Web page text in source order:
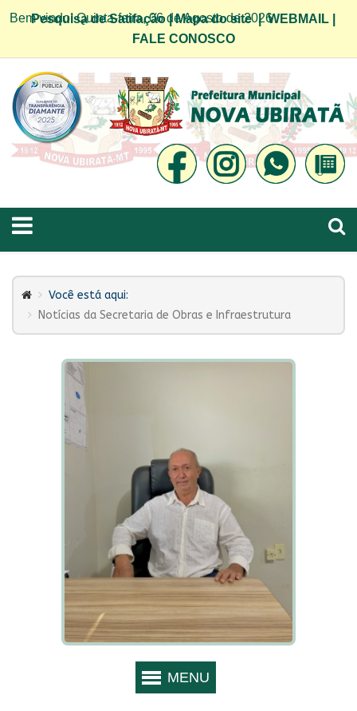
Bem vindo! Quinta-feira, 06 de Agosto de 2026
Pesquisa de Satifação|Mapa do site|WEBMAIL
FALE CONOSCO
Você está aqui:
Notícias da Secretaria de Obras e Infraestrutura